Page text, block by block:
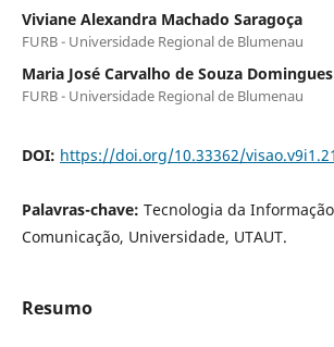
Viviane Alexandra Machado Saragoça
FURB - Universidade Regional de Blumenau
Maria José Carvalho de Souza Domingues
FURB - Universidade Regional de Blumenau
DOI: https://doi.org/10.33362/
Palavras-chave: Tecnologia da
Comunicação, Universidade, UTAUT.
Resumo